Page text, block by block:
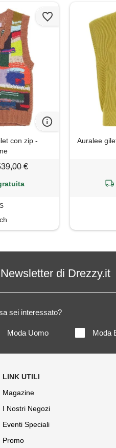
con zip -
€
S
Auralee
di Drezzy.it
sei interessato?
Moda Uomo Moda
Magazine
I Nostri Negozi
Eventi Speciali
Promo